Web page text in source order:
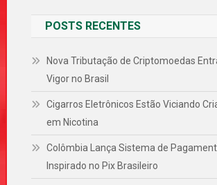
POSTS RECENTES
Nova Tributação de Criptomoedas
Vigor no Brasil
Cigarros Eletrônicos Estão Viciando
em Nicotina
Colômbia Lança Sistema de
Inspirado no Pix Brasileiro